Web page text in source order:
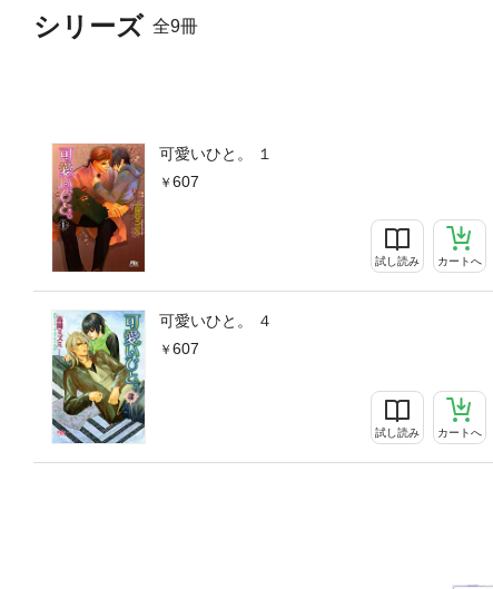
シリーズ 全9冊
可愛いひと。 １
607
試し読み カートへ
可愛いひと。 ４
607
試し読み カートへ